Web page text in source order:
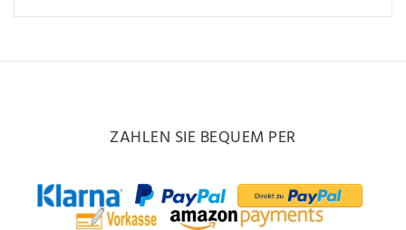
ZAHLEN SIE BEQUEM PER